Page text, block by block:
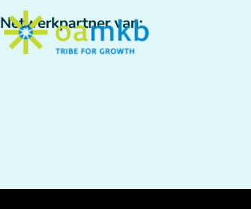
Netwerkpartner van: